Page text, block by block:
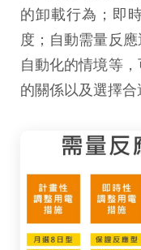
的卸載行為；即
度；自動需量反
自動化的情境等
的關係以及選擇合